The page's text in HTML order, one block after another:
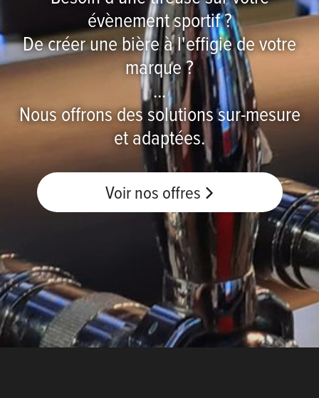
évènement sportif ?
De créer une bière à l'effigie de votre
marque ?
...
Nous offrons des solutions sur-mesure
et adaptées.
Voir nos offres